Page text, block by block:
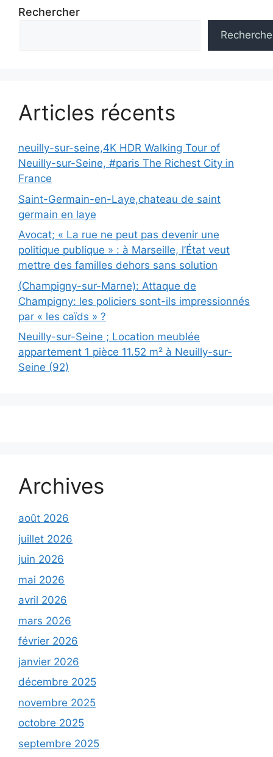
Rechercher
Articles récents
neuilly-sur-seine,4K HDR Walking Tour of
Neuilly-sur-Seine, #paris The Richest City in
France
Saint-Germain-en-Laye,chateau de saint
germain en laye
Avocat; « La rue ne peut pas devenir une
politique publique » : à Marseille, l’État veut
mettre des familles dehors sans solution
(Champigny-sur-Marne): Attaque de
Champigny: les policiers sont-ils impressionnés
par « les caïds » ?
Neuilly-sur-Seine ; Location meublée
appartement 1 pièce 11.52 m² à Neuilly-sur-
Seine (92)
Archives
août 2026
juillet 2026
juin 2026
mai 2026
avril 2026
mars 2026
février 2026
janvier 2026
décembre 2025
novembre 2025
octobre 2025
septembre 2025